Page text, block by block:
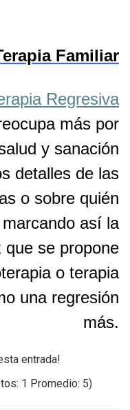
Familiar
Regresiva
más por
y sanación
detalles de las
o sobre quién
así la
que se propone
o terapia
una regresión
más.
entrada!
1 Promedio: 5)